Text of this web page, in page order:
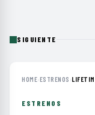
SIGUIENTE
HOME›ESTRENOS ›
ESTRENOS